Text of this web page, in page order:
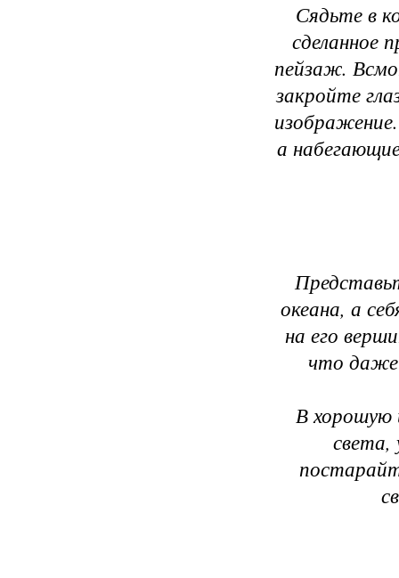
Сядьте в
сделанное
пейзаж.
закройте
а
океана, а
на его
что даже
В хорошую
света,